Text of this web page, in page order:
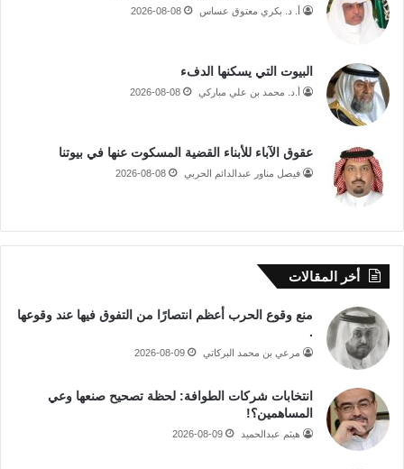
أ. د. بكري معتوق عساس 2026-08-08
البيوت التي يسكنها الدفء
أ.د. محمد بن علي مباركي 2026-08-08
عقوق الآباء للأبناء القضية المسكوت عنها في بيوتنا
فيصل مناور عبدالدائم الحربي 2026-08-08
أخر المقالات
منع وقوع الحرب أعظم انتصارًا من التفوق فيها عند وقوعها
.
مرعي بن محمد البركاتي 2026-08-09
انتخابات شركات الطوافة: لحظة تصحيح صنعها وعي
المساهمين؟!
هيثم عبدالحميد 2026-08-09